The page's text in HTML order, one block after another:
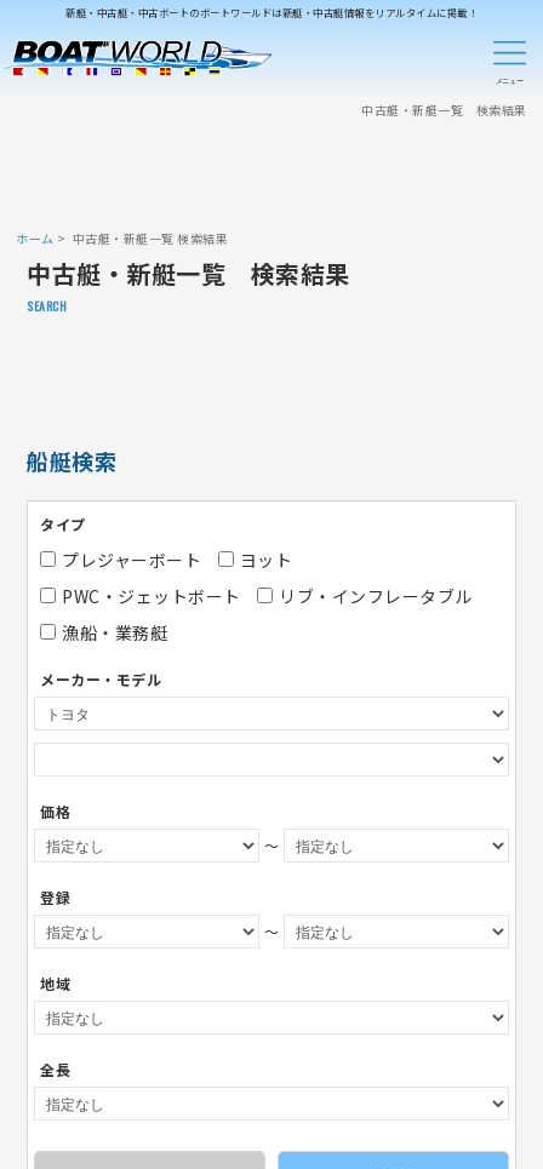
新艇・中古艇・中古ボートのボートワールドは新艇・中古艇情報をリアルタイムに掲載！
中古艇・新艇一覧 検索結果
ホーム 中古艇・新艇一覧 検索結果
中古艇・新艇一覧 検索結果
SEARCH
船艇検索
タイプ
プレジャーボート
ヨット
PWC・ジェットボート
リブ・インフレータブル
漁船・業務艇
メーカー・モデル
価格
～
登録
～
地域
全長